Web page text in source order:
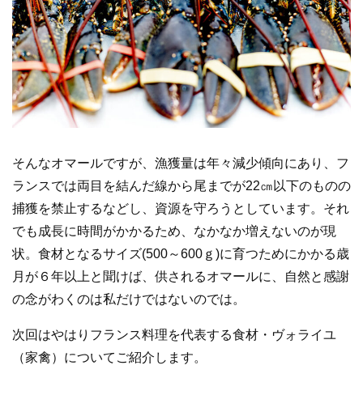
そんなオマールですが、漁獲量は年々減少傾向にあり、フ
ランスでは両目を結んだ線から尾までが22㎝以下のものの
捕獲を禁止するなどし、資源を守ろうとしています。それ
でも成長に時間がかかるため、なかなか増えないのが現
状。食材となるサイズ(500～600ｇ)に育つためにかかる歳
月が６年以上と聞けば、供されるオマールに、自然と感謝
の念がわくのは私だけではないのでは。
次回はやはりフランス料理を代表する食材・ヴォライユ
（家禽）についてご紹介します。